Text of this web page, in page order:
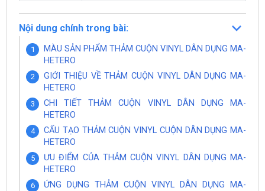
Nội dung chính trong bài:
MÀU SẢN PHẨM THẢM CUỘN VINYL DÂN DỤNG MA-
HETERO
GIỚI THIỆU VỀ THẢM CUỘN VINYL DÂN DỤNG MA-
HETERO
CHI TIẾT THẢM CUỘN VINYL DÂN DỤNG MA-
HETERO
CẤU TẠO THẢM CUỘN VINYL CUỘN DÂN DỤNG MA-
HETERO
ƯU ĐIỂM CỦA THẢM CUỘN VINYL DÂN DỤNG MA-
HETERO
ỨNG DỤNG THẢM CUỘN VINYL DÂN DỤNG MA-